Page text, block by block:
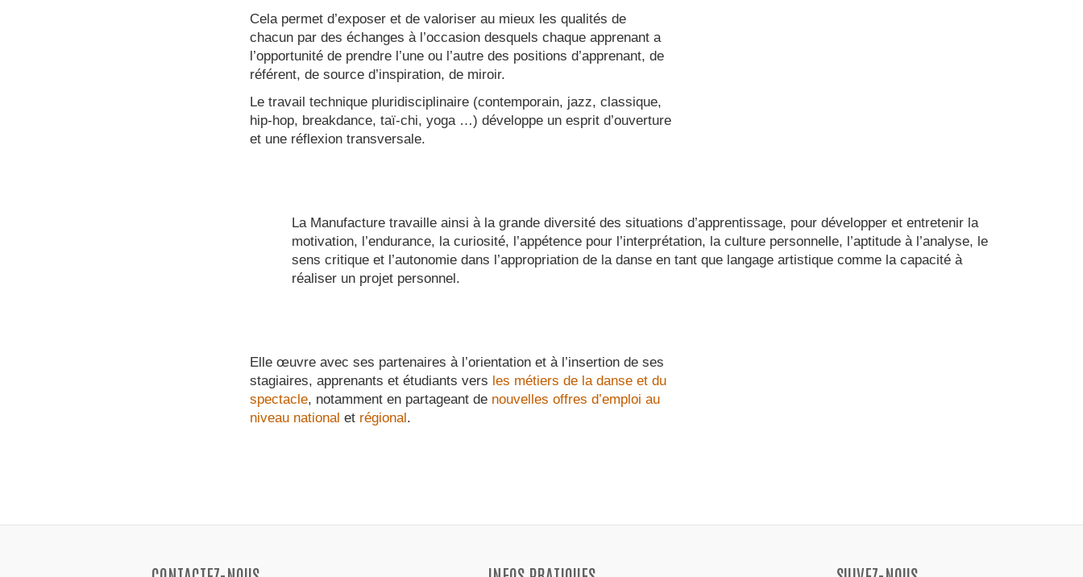
Cela permet d’exposer et de valoriser au mieux les qualités de
chacun par des échanges à l’occasion desquels chaque apprenant a
l’opportunité de prendre l’une ou l’autre des positions d’apprenant, de
référent, de source d’inspiration, de miroir.
Le travail technique pluridisciplinaire (contemporain, jazz, classique,
hip-hop, breakdance, taï-chi, yoga …) développe un esprit d’ouverture
et une réflexion transversale.
La Manufacture travaille ainsi à la grande diversité des situations d’apprentissage, pour développer et entretenir la
motivation, l’endurance, la curiosité, l’appétence pour l’interprétation, la culture personnelle, l’aptitude à l’analyse, le
sens critique et l’autonomie dans l’appropriation de la danse en tant que langage artistique comme la capacité à
réaliser un projet personnel.
Elle œuvre avec ses partenaires à l’orientation et à l’insertion de ses
stagiaires, apprenants et étudiants vers les métiers de la danse et du
spectacle, notamment en partageant de nouvelles offres d’emploi au
niveau national et régional.